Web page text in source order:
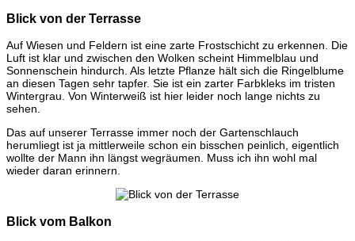
Blick von der Terrasse
Auf Wiesen und Feldern ist eine zarte Frostschicht zu erkennen. Die
Luft ist klar und zwischen den Wolken scheint Himmelblau und
Sonnenschein hindurch. Als letzte Pflanze hält sich die Ringelblume
an diesen Tagen sehr tapfer. Sie ist ein zarter Farbkleks im tristen
Wintergrau. Von Winterweiß ist hier leider noch lange nichts zu
sehen.
Das auf unserer Terrasse immer noch der Gartenschlauch
herumliegt ist ja mittlerweile schon ein bisschen peinlich, eigentlich
wollte der Mann ihn längst wegräumen. Muss ich ihn wohl mal
wieder daran erinnern.
Blick vom Balkon